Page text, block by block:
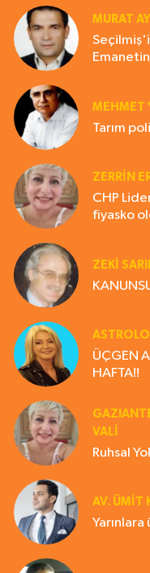
MURAT
MEHMET
Tarım
ZERRIN
CHP
fiyasko
ZEKI
ÜÇGEN
HAFTA!!
VALİ
Ruhsal
AV. ÜMIT